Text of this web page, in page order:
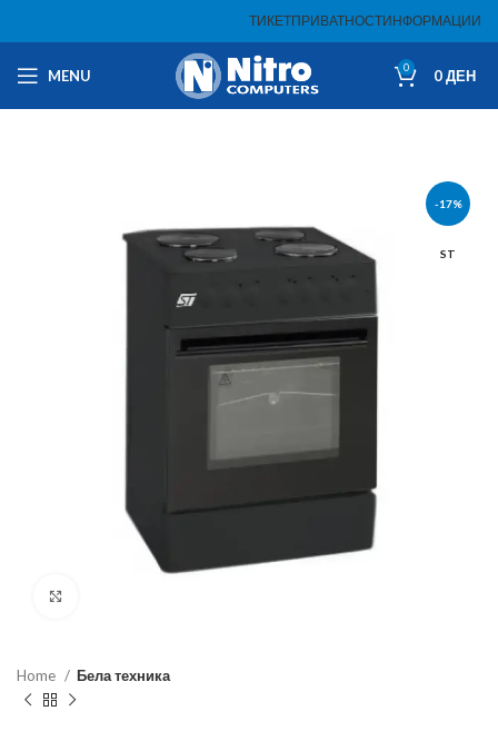
ТИКЕТПРИВАТНОСТИНФОРМАЦИИ
MENU 0 0ДЕН
-17%
ST
Home Бела техника